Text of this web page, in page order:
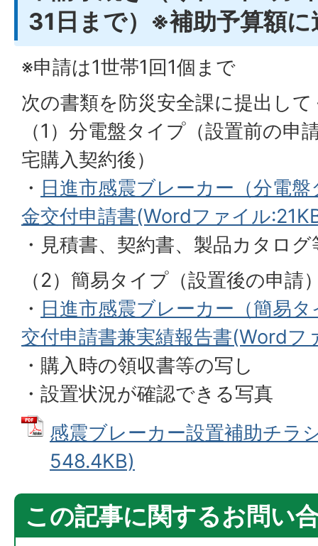
31日まで）※補助予算額
※申請は1世帯1回1個まで
次の書類を防災安全課に提出し
（1）分電盤タイプ（設置前の申
宅購入契約後）
・ 日進市感震ブレーカー（分電
金交付申請書(Wordファイル
・見積書、契約書、製品カタロ
（2）簡易タイプ（設置後の申請
・ 日進市感震ブレーカー（簡易
交付申請書兼実績報告書(Wordフ
・購入時の領収書等の写し
・設置状況が確認できる写真
感震ブレーカー設置補助チラ
548.4KB)
この記事に関するお問い